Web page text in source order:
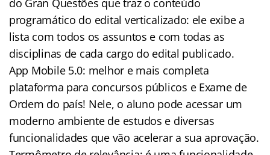
do Gran Questões que traz o conteúdo
programático do edital verticalizado: ele exibe a
lista com todos os assuntos e com todas as
disciplinas de cada cargo do edital publicado.
App Mobile 5.0: melhor e mais completa
plataforma para concursos públicos e Exame de
Ordem do país! Nele, o aluno pode acessar um
moderno ambiente de estudos e diversas
funcionalidades que vão acelerar a sua aprovação.